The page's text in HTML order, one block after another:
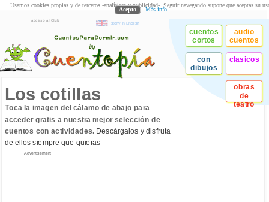
acceso al Club
story in English
cuentos
cortos
audio
cuentos
con
dibujos
clasicos
obras
de
teatro
Los cotillas
Toca la imagen del cálamo de abajo para
acceder gratis a nuestra mejor selección de
cuentos con actividades.Descárgalos y disfruta
de ellos siempre que quieras
Advertisement
Usamos cookies propias y de terceros -analíticas y publicidad-. Seguir navegando supone que aceptas su
Acepto Más info